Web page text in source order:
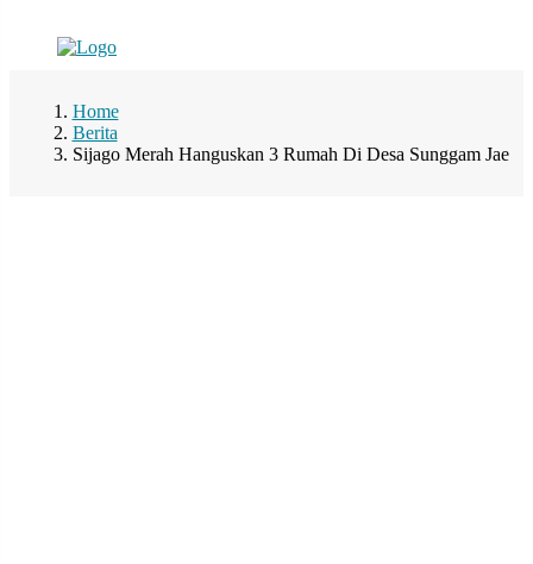
Home
Berita
Sijago Merah Hanguskan 3 Rumah Di Desa Sunggam Jae